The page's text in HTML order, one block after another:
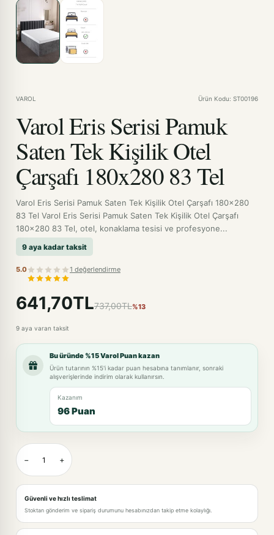
VAROL Ürün Kodu: ST00196
Varol Eris Serisi Pamuk
Saten Tek Kişilik Otel
Çarşafı 180x280 83 Tel
Varol Eris Serisi Pamuk Saten Tek Kişilik Otel Çarşafı 180x280
83 Tel Varol Eris Serisi Pamuk Saten Tek Kişilik Otel Çarşafı
180x280 83 Tel, otel, konaklama tesisi ve profesyone...
9 aya kadar taksit
5.0 1 değerlendirme
641,70TL737,00TL%13
9 aya varan taksit
Bu üründe %15 Varol Puan kazan
Ürün tutarının %15'i kadar puan hesabına tanımlanır, sonraki
alışverişlerinde indirim olarak kullanırsın.
Kazanım
96 Puan
− +
Güvenli ve hızlı teslimat
Stoktan gönderim ve sipariş durumunu hesabınızdan takip etme kolaylığı.